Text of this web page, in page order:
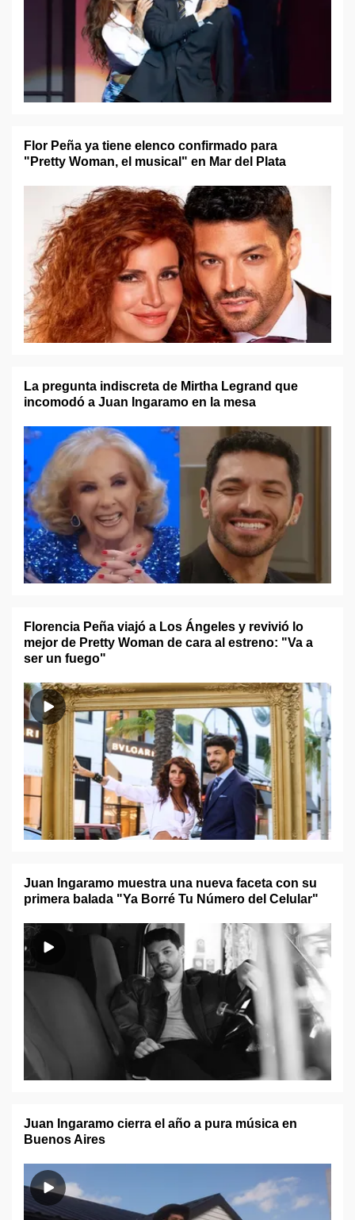
Flor Peña ya tiene elenco confirmado para
"Pretty Woman, el musical" en Mar del Plata
La pregunta indiscreta de Mirtha Legrand que
incomodó a Juan Ingaramo en la mesa
Florencia Peña viajó a Los Ángeles y revivió lo
mejor de Pretty Woman de cara al estreno: "Va a
ser un fuego"
Juan Ingaramo muestra una nueva faceta con su
primera balada "Ya Borré Tu Número del Celular"
Juan Ingaramo cierra el año a pura música en
Buenos Aires